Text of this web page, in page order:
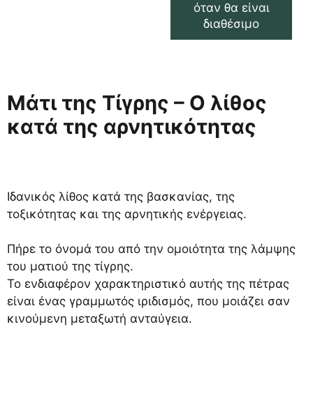
όταν θα είναι
διαθέσιμο
Μάτι της Τίγρης – Ο λίθος
κατά της αρνητικότητας
Ιδανικός λίθος κατά της βασκανίας, της
τοξικότητας και της αρνητικής ενέργειας.
Πήρε το όνομά του από την ομοιότητα της λάμψης
του ματιού της τίγρης.
Το ενδιαφέρον χαρακτηριστικό αυτής της πέτρας
είναι ένας γραμμωτός ιριδισμός, που μοιάζει σαν
κινούμενη μεταξωτή ανταύγεια.